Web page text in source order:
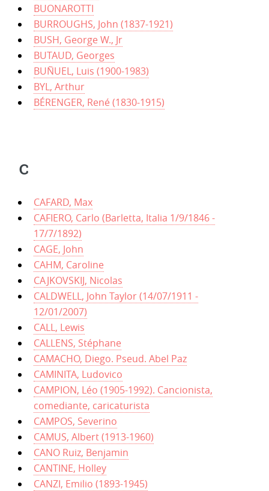
BUONAROTTI
BURROUGHS, John (1837-1921)
BUSH, George W., Jr
BUTAUD, Georges
BUÑUEL, Luis (1900-1983)
BYL, Arthur
BÉRENGER, René (1830-1915)
C
CAFARD, Max
CAFIERO, Carlo (Barletta, Italia 1/9/1846 -
17/7/1892)
CAGE, John
CAHM, Caroline
CAJKOVSKIJ, Nicolas
CALDWELL, John Taylor (14/07/1911 -
12/01/2007)
CALL, Lewis
CALLENS, Stéphane
CAMACHO, Diego. Pseud. Abel Paz
CAMINITA, Ludovico
CAMPION, Léo (1905-1992). Cancionista,
comediante, caricaturista
CAMPOS, Severino
CAMUS, Albert (1913-1960)
CANO Ruiz, Benjamin
CANTINE, Holley
CANZI, Emilio (1893-1945)